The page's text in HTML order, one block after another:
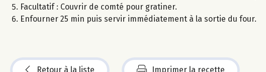
Facultatif : Couvrir de comté pour gratiner.
Enfourner 25 min puis servir immédiatement à la sortie du four.
Retour à la liste Imprimer la recette